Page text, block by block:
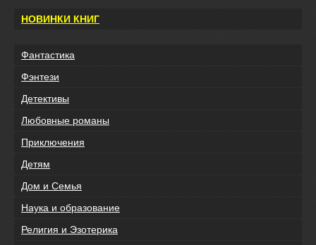
НОВИНКИ КНИГ
Фантастика
Фэнтези
Детективы
Любовные романы
Приключения
Детям
Дом и Семья
Наука и образование
Религия и Эзотерика